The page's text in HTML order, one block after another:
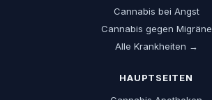
Cannabis bei Angst
Cannabis gegen Migräne
Alle Krankheiten →
HAUPTSEITEN